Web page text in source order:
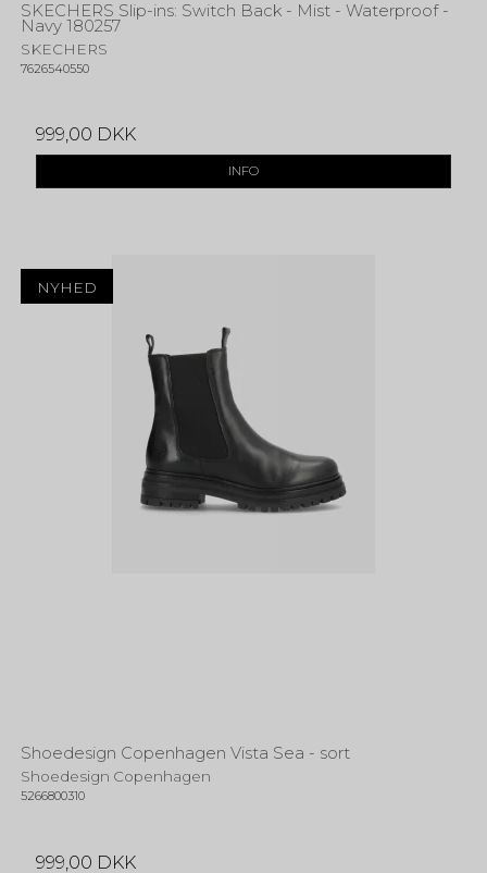
SKECHERS Slip-ins: Switch Back - Mist - Waterproof -
Navy 180257
SKECHERS
7626540550
999,00 DKK
INFO
NYHED
Shoedesign Copenhagen Vista Sea - sort
Shoedesign Copenhagen
5266800310
999,00 DKK